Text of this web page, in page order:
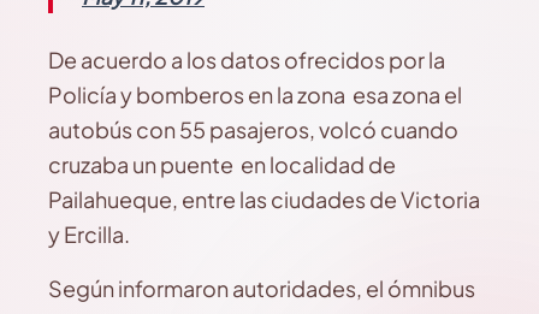
De acuerdo a los datos ofrecidos por la
Policía y bomberos en la zona esa zona el
autobús con 55 pasajeros, volcó cuando
cruzaba un puente en localidad de
Pailahueque, entre las ciudades de Victoria
y Ercilla.
Según informaron autoridades, el ómnibus